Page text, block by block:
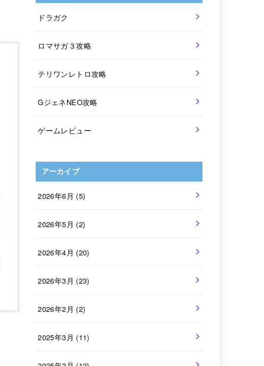
ドラガク
ロマサガ３攻略
テリワンレトロ攻略
GジェネNEO攻略
ゲームレビュー
アーカイブ
2026年6月 (5)
2026年5月 (2)
2026年4月 (20)
2026年3月 (23)
2026年2月 (2)
2025年3月 (11)